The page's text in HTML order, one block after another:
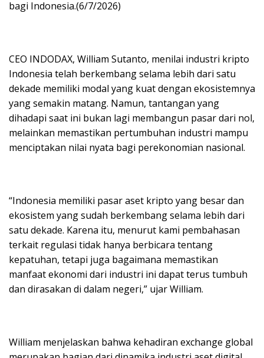
bagi Indonesia.(6/7/2026)
CEO INDODAX, William Sutanto, menilai industri kripto
Indonesia telah berkembang selama lebih dari satu
dekade memiliki modal yang kuat dengan ekosistemnya
yang semakin matang. Namun, tantangan yang
dihadapi saat ini bukan lagi membangun pasar dari nol,
melainkan memastikan pertumbuhan industri mampu
menciptakan nilai nyata bagi perekonomian nasional.
“Indonesia memiliki pasar aset kripto yang besar dan
ekosistem yang sudah berkembang selama lebih dari
satu dekade. Karena itu, menurut kami pembahasan
terkait regulasi tidak hanya berbicara tentang
kepatuhan, tetapi juga bagaimana memastikan
manfaat ekonomi dari industri ini dapat terus tumbuh
dan dirasakan di dalam negeri,” ujar William.
William menjelaskan bahwa kehadiran exchange global